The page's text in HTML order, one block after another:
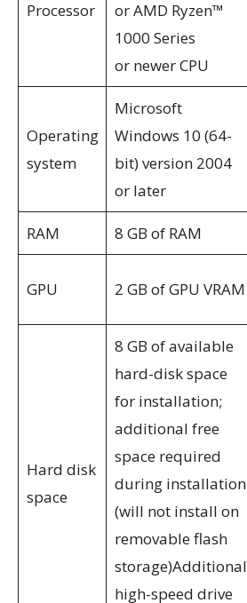
Processor
or AMD Ryzen™
1000 Series
or newer CPU
Operating
system
Microsoft
Windows 10 (64-
bit) version 2004
or later
RAM 8 GB of RAM
GPU 2 GB of GPU VRAM
Hard disk
space
8 GB of available
hard-disk space
for installation;
additional free
space required
during installation
(will not install on
removable flash
storage)Additional
high-speed drive